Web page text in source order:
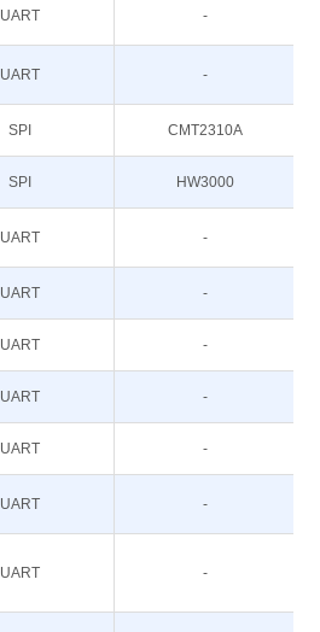
UART -
UART -
SPI CMT2310A
SPI HW3000
UART -
UART -
UART -
UART -
UART -
UART -
UART -